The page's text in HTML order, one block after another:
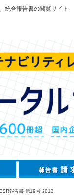
統合報告書の閲覧サイト
報告書 第19号 2013